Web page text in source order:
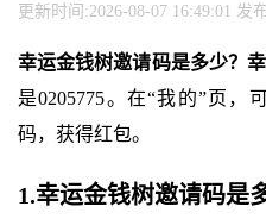
更新时间:2026-08-07 16:49:01 发
幸运金钱树邀请码是多少？
是0205775。在“我的”页，
码，获得红包。
1.幸运金钱树邀请码是